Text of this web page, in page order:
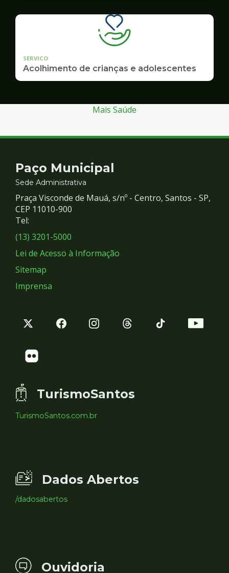
SERVICO
Acolhimento de crianças e adolescentes
Mais Saúde
Contato
e
Redes
Sociais
Paço Municipal
Sede Administrativa
Praça Visconde de Mauá, s/nº - Centro, Santos - SP,
CEP 11010-900
Tel:
(13) 3201-5000
Lei de Acesso à Informação
Sitemap
Imprensa
TurismoSantos
TurismoSantos.com.br
Dados Abertos
/dadosabertos
Ouvidoria